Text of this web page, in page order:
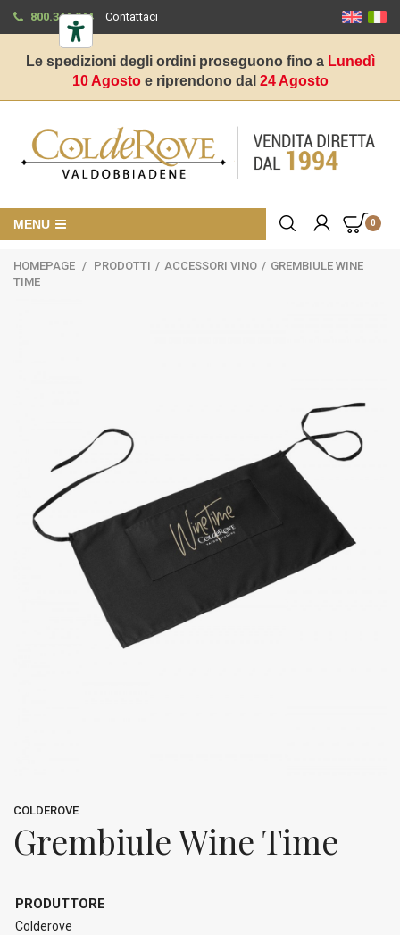
800.344.944 Contattaci
Le spedizioni degli ordini proseguono fino a Lunedì
10 Agostoe riprendono dal 24 Agosto
0
MENU
HOMEPAGE / PRODOTTI / ACCESSORI VINO / GREMBIULE WINE
TIME
COLDEROVE
Grembiule Wine Time
PRODUTTORE
Colderove